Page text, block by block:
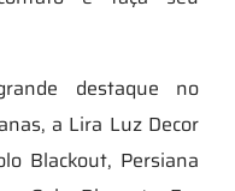
destaque no
a Lira Luz Decor
Blackout, Persiana